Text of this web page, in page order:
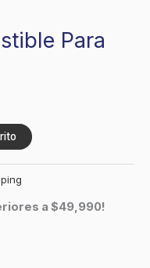
Para
a $49,990!